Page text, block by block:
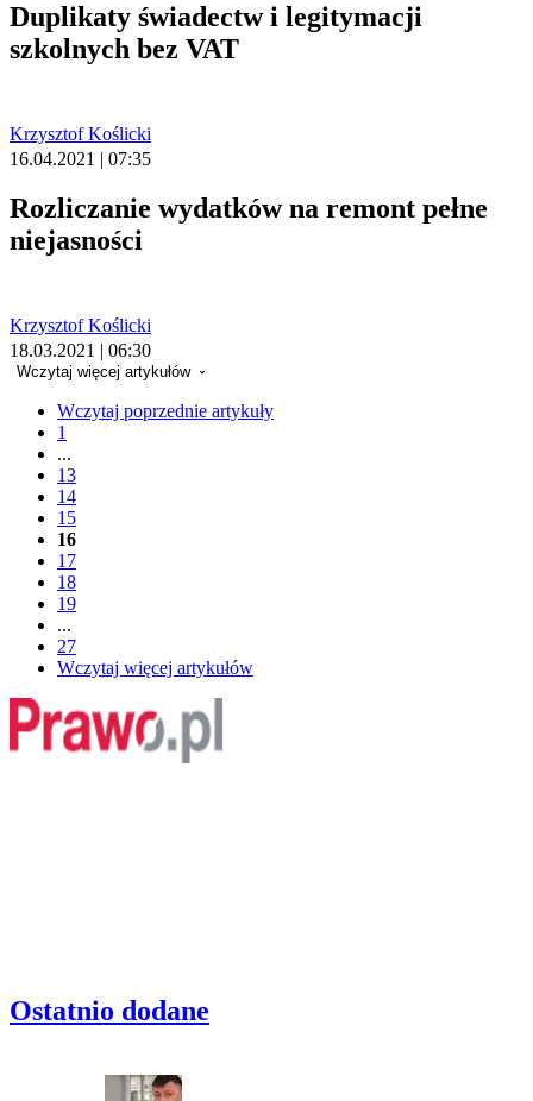
Duplikaty świadectw i legitymacji
szkolnych bez VAT
Krzysztof Koślicki
16.04.2021 | 07:35
Rozliczanie wydatków na remont pełne
niejasności
Krzysztof Koślicki
18.03.2021 | 06:30
Wczytaj więcej artykułów
Wczytaj poprzednie artykuły
1
...
13
14
15
16
17
18
19
...
27
Wczytaj więcej artykułów
Ostatnio dodane